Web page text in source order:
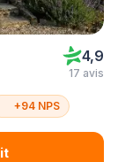
4,9
17 avis
+94 NPS